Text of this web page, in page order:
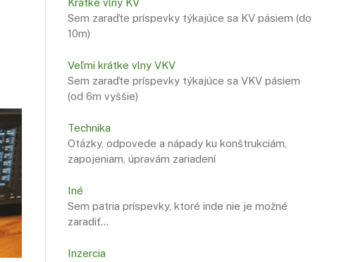
Krátke vlny KV
Sem zaraďte príspevky týkajúce sa KV pásiem (do
10m)
Veľmi krátke vlny VKV
Sem zaraďte príspevky týkajúce sa VKV pásiem
(od 6m vyššie)
Technika
Otázky, odpovede a nápady ku konštrukciám,
zapojeniam, úpravám zariadení
Iné
Sem patria príspevky, ktoré inde nie je možné
zaradiť…
Inzercia